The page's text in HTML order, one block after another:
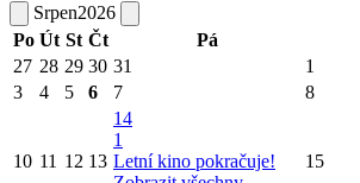
Srpen2026
Po Út St Čt Pá
27 28 29 30 31 1
3
4 5 6 7 8
10 11 12 13
14
1
Letní kino pokračuje!
15